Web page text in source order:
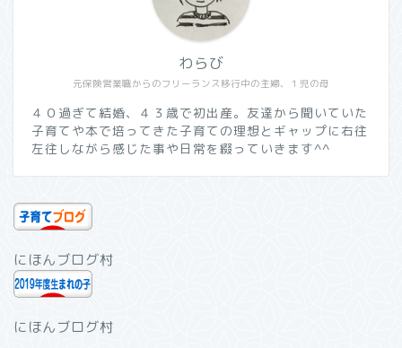
元保険営業職からのフリーランス移行中の主婦、１児の母
わらび
４０過ぎて結婚、４３歳で初出産。友達から聞いていた
子育てや本で培ってきた子育ての理想とギャップに右往
左往しながら感じた事や日常を綴っていきます^^
にほんブログ村
にほんブログ村